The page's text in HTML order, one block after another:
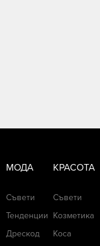
МОДА
Съвети
Тенденции
Дрескод
КРАСОТА
Съвети
Козметика
Коса